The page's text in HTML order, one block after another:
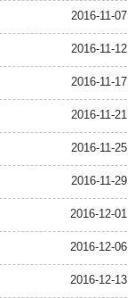
2016-11-07
2016-11-12
2016-11-17
2016-11-21
2016-11-25
2016-11-29
2016-12-01
2016-12-06
2016-12-13